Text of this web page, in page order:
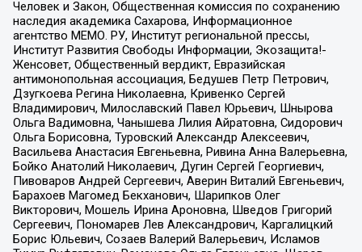
Человек и Закон, Общественная комиссия по сохранению
наследия академика Сахарова, Информационное
агентство МЕМО. РУ, Институт региональной прессы,
Институт Развития Свободы Информации, Экозащита!-
Женсовет, Общественный вердикт, Евразийская
антимонопольная ассоциация, Бедушев Петр Петрович,
Дзугкоева Регина Николаевна, Кривенко Сергей
Владимирович, Милославский Павел Юрьевич, Шнырова
Ольга Вадимовна, Чанышева Лилия Айратовна, Сидорович
Ольга Борисовна, Туровский Александр Алексеевич,
Васильева Анастасия Евгеньевна, Ривина Анна Валерьевна,
Бойко Анатолий Николаевич, Дугин Сергей Георгиевич,
Пивоваров Андрей Сергеевич, Аверин Виталий Евгеньевич,
Барахоев Магомед Бекханович, Шарипков Олег
Викторович, Мошель Ирина Ароновна, Шведов Григорий
Сергеевич, Пономарев Лев Александрович, Каргалицкий
Борис Юльевич, Созаев Валерий Валерьевич, Исламов